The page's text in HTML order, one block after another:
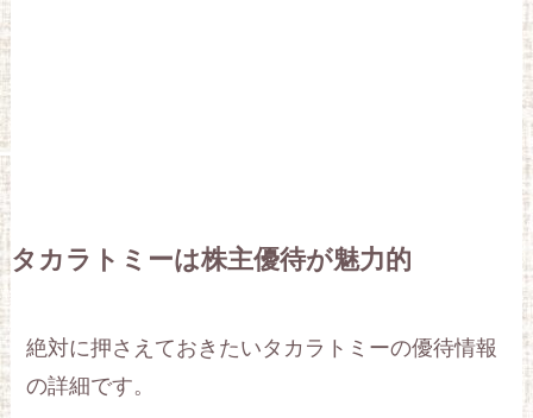
タカラトミーは株主優待が魅力的
絶対に押さえておきたいタカラトミーの優待情報
の詳細です。